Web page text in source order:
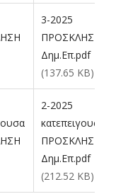
3-2025
ΠΡΟΣΚΛΗΣΗ
Δημ.Επ.pdf
(137.65 KB)
2-2025
κατεπειγουσα
ΠΡΟΣΚΛΗΣΗ
Δημ.Επ.pdf
(212.52 KB)